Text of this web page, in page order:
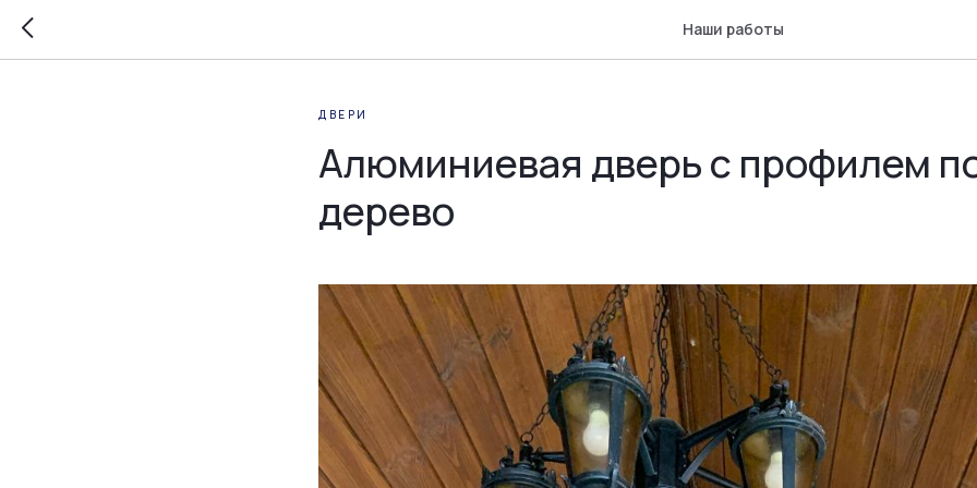
Наши работы
ДВЕРИ
Алюминиевая дверь с профилем
дерево